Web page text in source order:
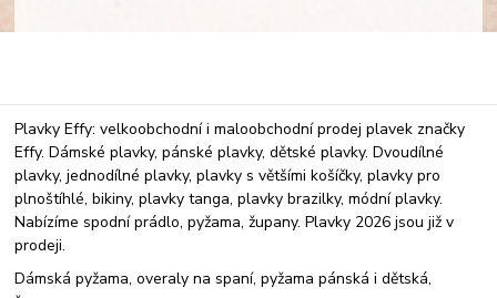
Plavky Effy: velkoobchodní i maloobchodní prodej plavek značky
Effy. Dámské plavky, pánské plavky, dětské plavky. Dvoudílné
plavky, jednodílné plavky, plavky s většími košíčky, plavky pro
plnoštíhlé, bikiny, plavky tanga, plavky brazilky, módní plavky.
Nabízíme spodní prádlo, pyžama, župany. Plavky 2026 jsou již v
prodeji.
Dámská pyžama, overaly na spaní, pyžama pánská i dětská,